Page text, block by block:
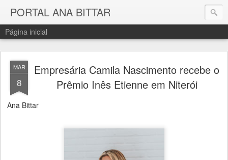
PORTAL ANA BITTAR
Página inicial
MAR
8
Empresária Camila Nascimento recebe o
Prêmio Inês Etienne em Niterói
Ana Bittar